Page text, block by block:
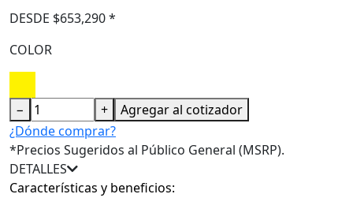
DESDE $653,290 *
COLOR
− +
Agregar al cotizador
¿Dónde comprar?
*Precios Sugeridos al Público General (MSRP).
DETALLES
Características y beneficios: